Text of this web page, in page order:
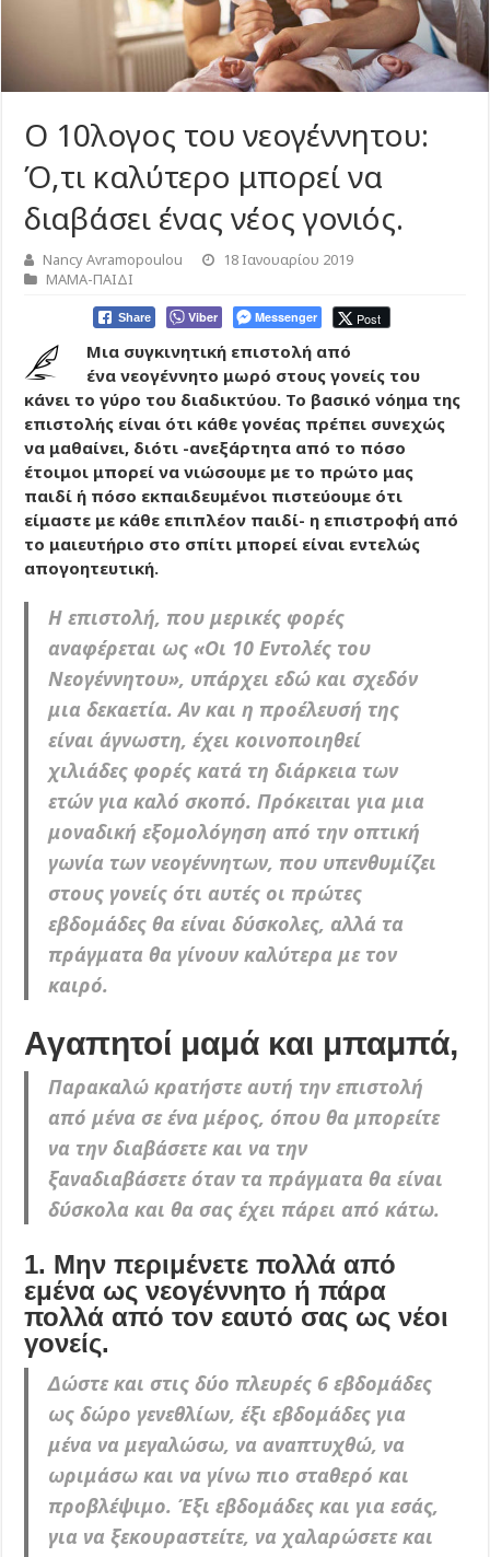
Ο 10λογος του νεογέννητου:
Ό,τι καλύτερο μπορεί να
διαβάσει ένας νέος γονιός.
Nancy Avramopoulou
18 Ιανουαρίου 2019
ΜΑΜΑ-ΠΑΙΔΙ
Share Viber Messenger Post
Μια συγκινητική επιστολή από
ένα νεογέννητο μωρό στους γονείς του
κάνει το γύρο του διαδικτύου. Το βασικό νόημα της
επιστολής είναι ότι κάθε γονέας πρέπει συνεχώς
να μαθαίνει, διότι -ανεξάρτητα από το πόσο
έτοιμοι μπορεί να νιώσουμε με το πρώτο μας
παιδί ή πόσο εκπαιδευμένοι πιστεύουμε ότι
είμαστε με κάθε επιπλέον παιδί- η επιστροφή από
το μαιευτήριο στο σπίτι μπορεί είναι εντελώς
απογοητευτική.
Η επιστολή, που μερικές φορές
αναφέρεται ως «Οι 10 Εντολές του
Νεογέννητου», υπάρχει εδώ και σχεδόν
μια δεκαετία. Αν και η προέλευσή της
είναι άγνωστη, έχει κοινοποιηθεί
χιλιάδες φορές κατά τη διάρκεια των
ετών για καλό σκοπό. Πρόκειται για μια
μοναδική εξομολόγηση από την οπτική
γωνία των νεογέννητων, που υπενθυμίζει
στους γονείς ότι αυτές οι πρώτες
εβδομάδες θα είναι δύσκολες, αλλά τα
πράγματα θα γίνουν καλύτερα με τον
καιρό.
Αγαπητοί μαμά και μπαμπά,
Παρακαλώ κρατήστε αυτή την επιστολή
από μένα σε ένα μέρος, όπου θα μπορείτε
να την διαβάσετε και να την
ξαναδιαβάσετε όταν τα πράγματα θα είναι
δύσκολα και θα σας έχει πάρει από κάτω.
1. Μην περιμένετε πολλά από
εμένα ως νεογέννητο ή πάρα
πολλά από τον εαυτό σας ως νέοι
γονείς.
Δώστε και στις δύο πλευρές 6 εβδομάδες
ως δώρο γενεθλίων, έξι εβδομάδες για
μένα να μεγαλώσω, να αναπτυχθώ, να
ωριμάσω και να γίνω πιο σταθερό και
προβλέψιμο. Έξι εβδομάδες και για εσάς,
για να ξεκουραστείτε, να χαλαρώσετε και